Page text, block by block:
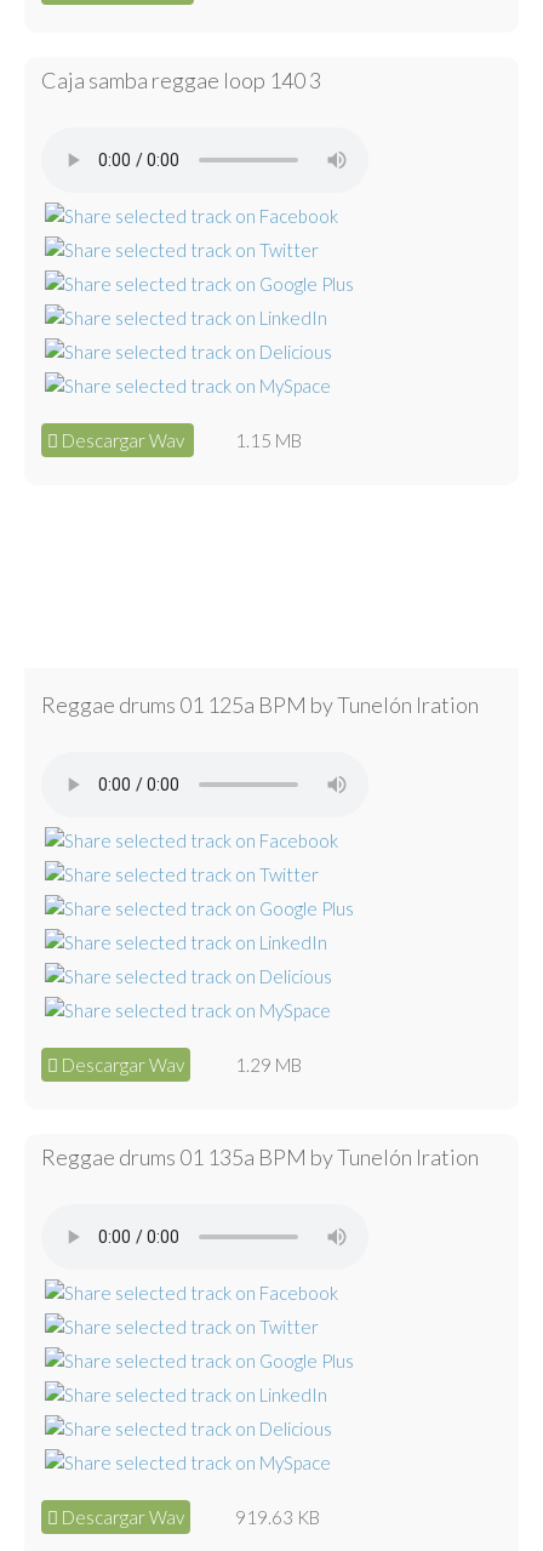
Caja samba reggae loop 140 3
Descargar Wav 1.15 MB
Reggae drums 01 125a BPM by Tunelón Iration
Descargar Wav 1.29 MB
Reggae drums 01 135a BPM by Tunelón Iration
Descargar Wav 919.63 KB